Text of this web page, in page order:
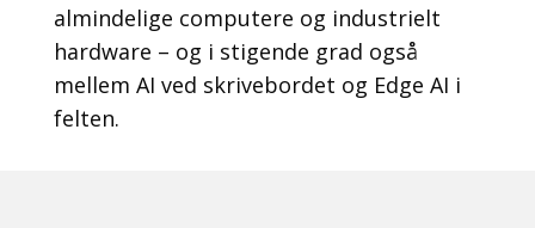
almindelige computere og industrielt
hardware – og i stigende grad også
mellem AI ved skrivebordet og Edge AI i
felten.